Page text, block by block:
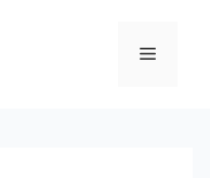
메